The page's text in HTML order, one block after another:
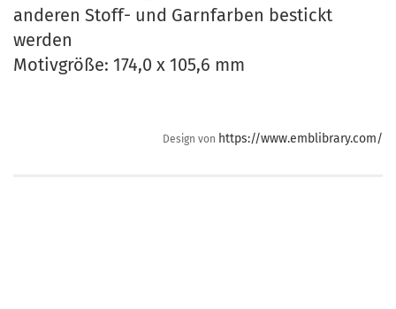
anderen Stoff- und Garnfarben bestickt
werden
Motivgröße: 174,0 x 105,6 mm
Design von https://www.emblibrary.com/